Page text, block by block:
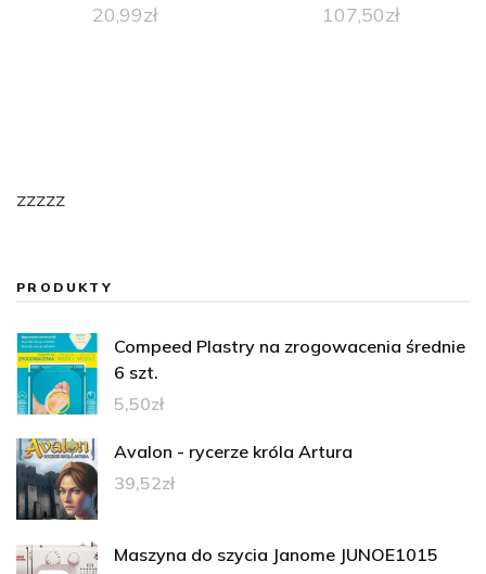
20,99zł 107,50zł
zzzzz
PRODUKTY
Compeed Plastry na zrogowacenia średnie
6 szt.
5,50zł
Avalon - rycerze króla Artura
39,52zł
Maszyna do szycia Janome JUNOE1015